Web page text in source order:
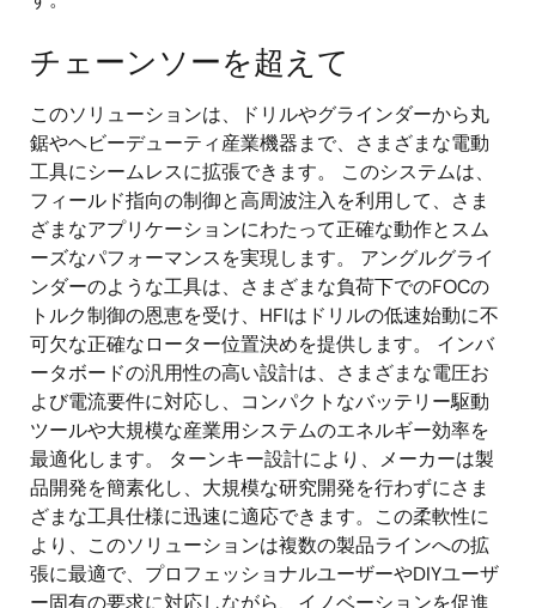
チェーンソーを超えて
このソリューションは、ドリルやグラインダーから丸
鋸やヘビーデューティ産業機器まで、さまざまな電動
工具にシームレスに拡張できます。 このシステムは、
フィールド指向の制御と高周波注入を利用して、さま
ざまなアプリケーションにわたって正確な動作とスム
ーズなパフォーマンスを実現します。 アングルグライ
ンダーのような工具は、さまざまな負荷下でのFOCの
トルク制御の恩恵を受け、HFIはドリルの低速始動に不
可欠な正確なローター位置決めを提供します。 インバ
ータボードの汎用性の高い設計は、さまざまな電圧お
よび電流要件に対応し、コンパクトなバッテリー駆動
ツールや大規模な産業用システムのエネルギー効率を
最適化します。 ターンキー設計により、メーカーは製
品開発を簡素化し、大規模な研究開発を行わずにさま
ざまな工具仕様に迅速に適応できます。この柔軟性に
より、このソリューションは複数の製品ラインへの拡
張に最適で、プロフェッショナルユーザーやDIYユーザ
ー固有の要求に対応しながら、イノベーションを促進